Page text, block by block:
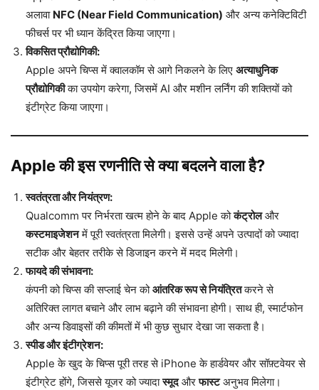
अलावा NFC (Near Field Communication) और अन्य कनेक्टिविटी
फीचर्स पर भी ध्यान केंद्रित किया जाएगा।
विकसित प्रौद्योगिकी:
Apple अपने चिप्स में क्वालकॉम से आगे निकलने के लिए अत्याधुनिक
प्रौद्योगिकीका उपयोग करेगा, जिसमें AI और मशीन लर्निंग की शक्तियों को
इंटीग्रेट किया जाएगा।
Apple की इस रणनीति से क्या बदलने वाला है?
स्वतंत्रता और नियंत्रण:
Qualcomm पर निर्भरता खत्म होने के बाद Apple कोकंट्रोलऔर
कस्टमाइजेशनमें पूरी स्वतंत्रता मिलेगी। इससे उन्हें अपने उत्पादों को ज्यादा
सटीक और बेहतर तरीके से डिजाइन करने में मदद मिलेगी।
फायदे की संभावना:
कंपनी को चिप्स की सप्लाई चेन कोआंतरिक रूप से नियंत्रितकरने से
अतिरिक्त लागत बचाने और लाभ बढ़ाने की संभावना होगी। साथ ही, स्मार्टफोन
और अन्य डिवाइसों की कीमतों में भी कुछ सुधार देखा जा सकता है।
स्पीड और इंटीग्रेशन:
Apple के खुद के चिप्स पूरी तरह से iPhone के हार्डवेयर और सॉफ़्टवेयर से
इंटीग्रेट होंगे, जिससे यूजर को ज्यादास्मूदऔरफास्टअनुभव मिलेगा।